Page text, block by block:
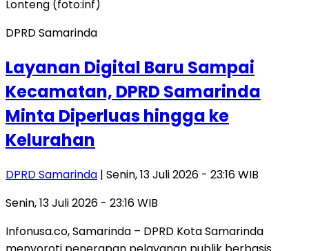
DPRD Samarinda
Layanan Digital Baru Sampai
Kecamatan, DPRD Samarinda
Minta Diperluas hingga ke
Kelurahan
DPRD Samarinda | Senin, 13 Juli 2026 - 23:16 WIB
Senin, 13 Juli 2026 - 23:16 WIB
​Infonusa.co, Samarinda – DPRD Kota Samarinda